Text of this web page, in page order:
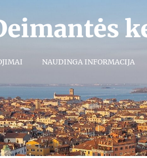
NAUDINGA INFORMACIJA